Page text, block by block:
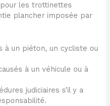
les trottinettes
plancher imposée par
à un piéton, un cycliste ou
à un véhicule ou à
judiciaires s’il y a